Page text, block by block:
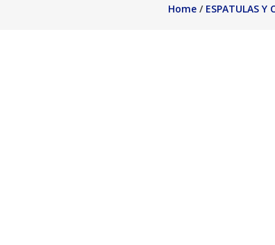
Home/ ESPATULAS Y